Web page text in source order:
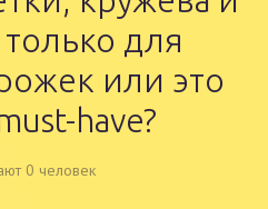
для
или это
have?
0 человек